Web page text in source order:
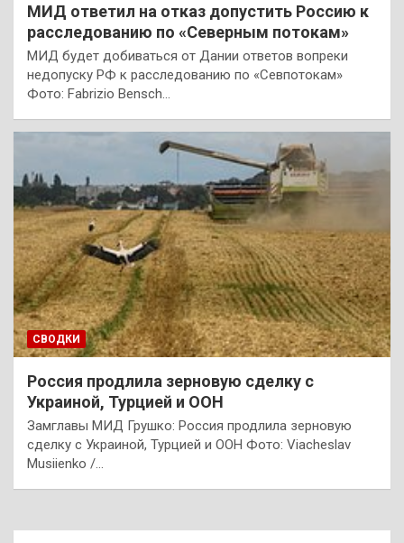
МИД ответил на отказ допустить Россию к
расследованию по «Северным потокам»
МИД будет добиваться от Дании ответов вопреки
недопуску РФ к расследованию по «Севпотокам»
Фото: Fabrizio Bensch…
СВОДКИ
Россия продлила зерновую сделку с
Украиной, Турцией и ООН
Замглавы МИД Грушко: Россия продлила зерновую
сделку с Украиной, Турцией и ООН Фото: Viacheslav
Musiienko /…